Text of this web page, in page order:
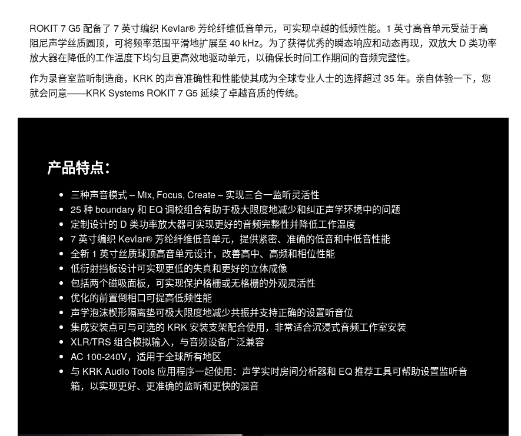
ROKIT 7 G5 配备了 7 英寸编织 Kevlar® 芳纶纤维低音单元，可实现卓越的低频性能。1 英寸高音单元受益于高
阻尼声学丝质圆顶，可将频率范围平滑地扩展至 40 kHz。为了获得优秀的瞬态响应和动态再现，双放大 D 类功率
放大器在降低的工作温度下均匀且更高效地驱动单元，以确保长时间工作期间的音频完整性。
作为录音室监听制造商，KRK 的声音准确性和性能使其成为全球专业人士的选择超过 35 年。亲自体验一下，您
就会同意——KRK Systems ROKIT 7 G5 延续了卓越音质的传统。
产品特点：
三种声音模式 – Mix, Focus, Create – 实现三合一监听灵活性
25 种 boundary 和 EQ 调校组合有助于极大限度地减少和纠正声学环境中的问题
定制设计的 D 类功率放大器可实现更好的音频完整性并降低工作温度
7 英寸编织 Kevlar® 芳纶纤维低音单元，提供紧密、准确的低音和中低音性能
全新 1 英寸丝质球顶高音单元设计，改善高中、高频和相位性能
低衍射挡板设计可实现更低的失真和更好的立体成像
包括两个磁吸面板，可实现保护格栅或无格栅的外观灵活性
优化的前置倒相口可提高低频性能
声学泡沫楔形隔离垫可极大限度地减少共振并支持正确的设置听音位
集成安装点可与可选的 KRK 安装支架配合使用，非常适合沉浸式音频工作室安装
XLR/TRS 组合模拟输入，与音频设备广泛兼容
AC 100-240V，适用于全球所有地区
与 KRK Audio Tools 应用程序一起使用：声学实时房间分析器和 EQ 推荐工具可帮助设置监听音
箱，以实现更好、更准确的监听和更快的混音